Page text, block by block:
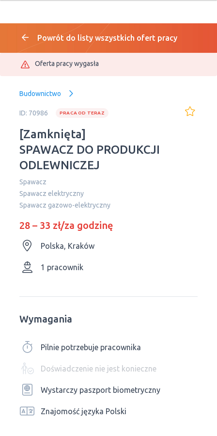
Powrót do listy wszystkich ofert pracy
Oferta pracy wygasła
Budownictwo
ID: 70986 PRACA OD TERAZ
[Zamknięta]
SPAWACZ DO PRODUKCJI
ODLEWNICZEJ
Spawacz
Spawacz elektryczny
Spawacz gazowo-elektryczny
28 – 33 zł/za godzinę
Polska, Kraków
1 pracownik
Wymagania
Pilnie potrzebuje pracownika
Doświadczenie nie jest konieczne
Wystarczy paszport biometryczny
Znajomość języka Polski